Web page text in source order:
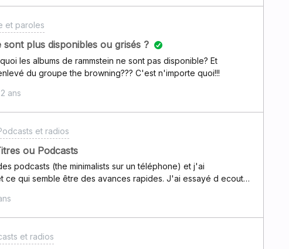
et paroles
plus disponibles ou grisés ?
les albums de rammstein ne sont pas disponible? Et
du groupe the browning??? C'est n'importe quoi!!!
ans
et radios
ou Podcasts
ce qui semble être des avances rapides. J'ai essayé d ecouter
et le meme soucis apparaît (enceinte directement sur wifi
savoir d ou vient le problème? Merci!
et radios